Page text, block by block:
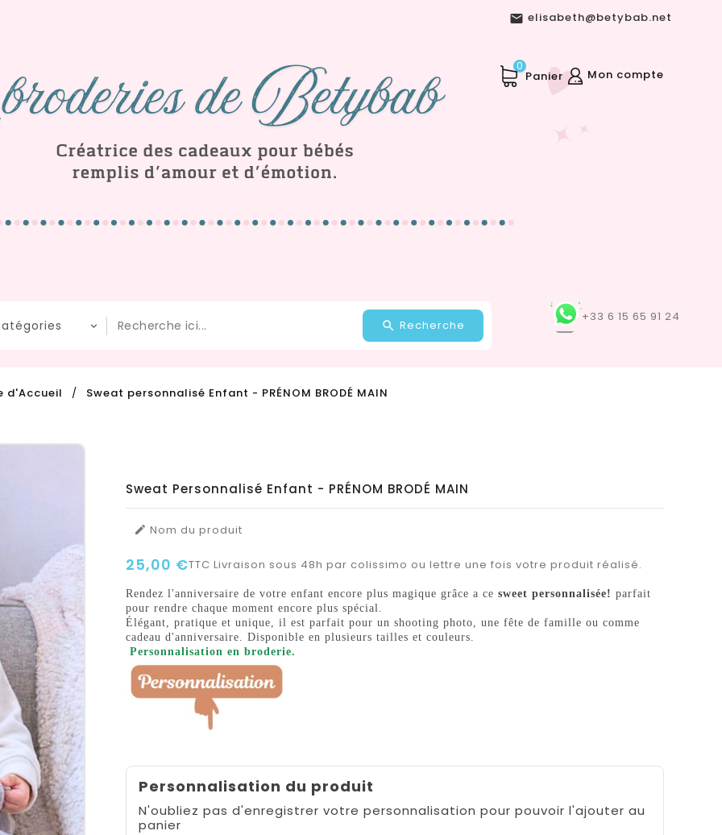
 elisabeth@betybab.net
Mon compte
Panier
0
+33 6 15 65 91 24
Recherche
d'Accueil Sweat personnalisé Enfant - PRÉNOM BRODÉ MAIN
Sweat Personnalisé Enfant - PRÉNOM BRODÉ MAIN
 Nom du produit
25,00 €TTC Livraison sous 48h par colissimo ou lettre une fois votre produit réalisé.
Rendez l'anniversaire de votre enfant encore plus magique grâce a ce sweet personnalisée! parfait
pour rendre chaque moment encore plus spécial.
Élégant, pratique et unique, il est parfait pour un shooting photo, une fête de famille ou comme
cadeau d'anniversaire. Disponible en plusieurs tailles et couleurs.
Personnalisation en broderie.
Personnalisation du produit
N'oubliez pas d'enregistrer votre personnalisation pour pouvoir l'ajouter au
panier